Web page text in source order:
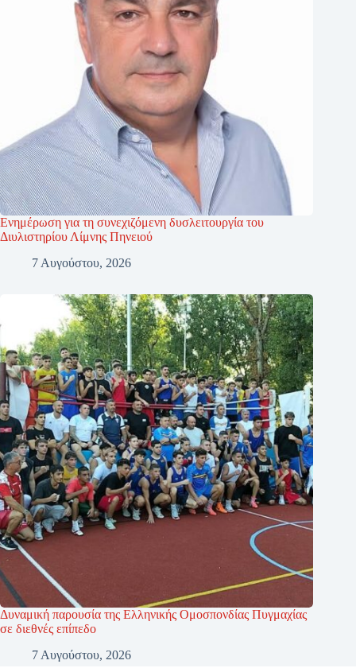
Ενημέρωση για τη συνεχιζόμενη δυσλειτουργία του
Διυλιστηρίου Λίμνης Πηνειού
7 Αυγούστου, 2026
Δυναμική παρουσία της Ελληνικής Ομοσπονδίας Πυγμαχίας
σε διεθνές επίπεδο
7 Αυγούστου, 2026